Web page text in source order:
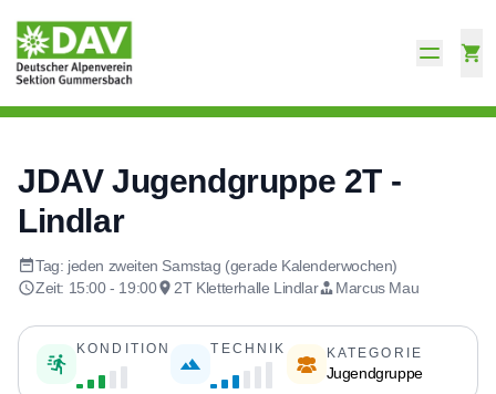
JDAV Jugendgruppe 2T -
Lindlar
Tag: jeden zweiten Samstag (gerade Kalenderwochen)
Zeit: 15:00 - 19:00
2T Kletterhalle Lindlar Marcus Mau
KONDITION TECHNIK KATEGORIE
Jugendgruppe